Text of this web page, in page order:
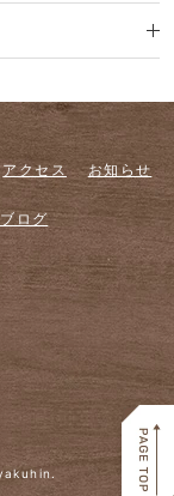
アクセス お知らせ
ログ